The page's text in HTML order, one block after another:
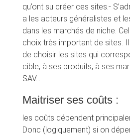
qu’ont su créer ces sites.-
a les acteurs généralistes et
dans les marchés de niche.
choix très important de sites.
de choisir les sites qui
cible, à ses produits, à ses
SAV…
Maitriser ses coûts :
les coûts dépendent
Donc (logiquement) si on